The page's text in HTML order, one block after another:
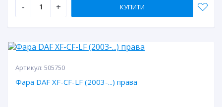
- + КУПИТИ
Артикул: 505750
Фара DAF XF-CF-LF (2003-...) права